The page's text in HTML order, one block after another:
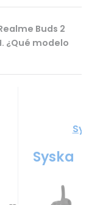
Buds 2
¿Qué modelo
Syska